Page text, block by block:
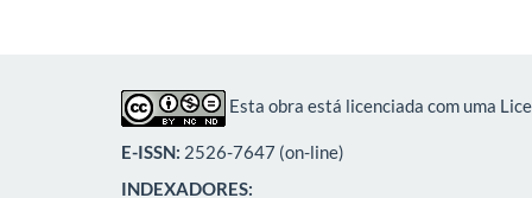
Esta obra está licenciada com uma
E-ISSN: 2526-7647 (on-line)
INDEXADORES: